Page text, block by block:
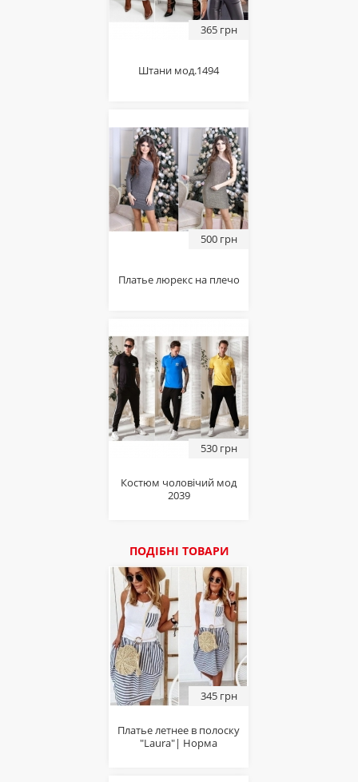
365 грн
Штани мод.1494
500 грн
Платье люрекс на плечо
530 грн
Костюм чоловічий мод
2039
ПОДІБНІ ТОВАРИ
345 грн
Платье летнее в полоску
"Laura"| Норма